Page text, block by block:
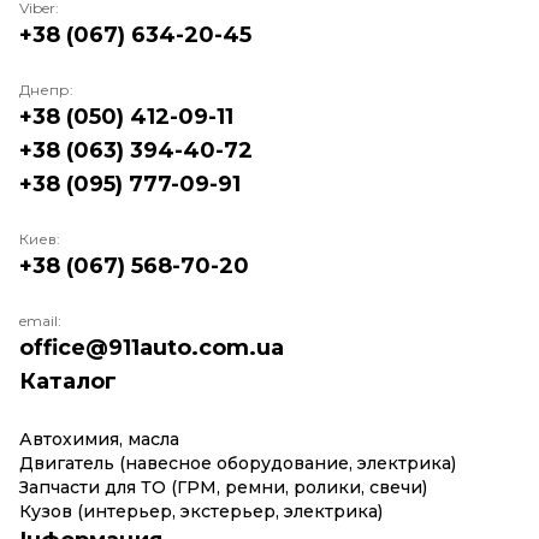
Micra;
Купить запчасти на Ниссан не представляет
сложности. Важно знать, что существуют разные
варианты одних и тех деталей, отличающихся по
качеству и, соответственно, по цене. Это
объясняется типом их производства:
бывшие в употреблении (б/у).
концерном Ниссан. Их выпускают под
определенную модель авто. Оригинальные
детали легко отличить по наличию логотипа
полностью совместимы с вашим
транспортным средством и отработают на все
100%.
Оригинальные авто запчасти Ниссан
Каталог
Автохимия, масла
Двигатель (навесное оборудование, электрика)
Запчасти для ТО (ГРМ, ремни, ролики, свечи)
Кузов (интерьер, экстерьер, электрика)
Viber:
+38 (067) 634-20-45
Днепр:
+38 (050) 412-09-11
+38 (063) 394-40-72
+38 (095) 777-09-91
Киев:
+38 (067) 568-70-20
email:
office@911auto.com.ua